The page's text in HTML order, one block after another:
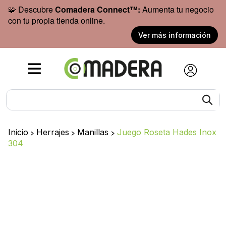
🧩 DescubreComadera Connect™: Aumenta tu negocio
con tu propia tienda online.
Ver más información
Inicio > Herrajes > Manillas > Juego Roseta Hades Inox
304